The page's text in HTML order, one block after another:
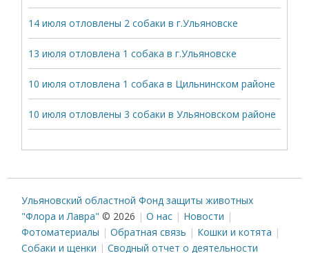
14 июля отловлены 2 собаки в г.Ульяновске
13 июля отловлена 1 собака в г.Ульяновске
10 июля отловлена 1 собака в Цильнинском районе
10 июля отловлены 3 собаки в Ульяновском районе
Ульяновский областной Фонд защиты животных
"Флора и Лавра" © 2026 О нас
Новости
Фотоматериалы
Обратная связь
Кошки и котята
Собаки и щенки
Сводный отчет о деятельности